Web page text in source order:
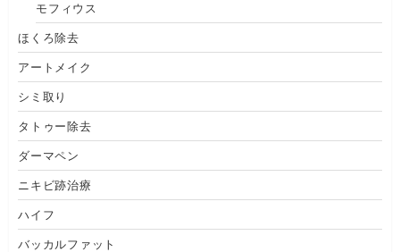
モフィウス
ほくろ除去
アートメイク
シミ取り
タトゥー除去
ダーマペン
ニキビ跡治療
ハイフ
バッカルファット